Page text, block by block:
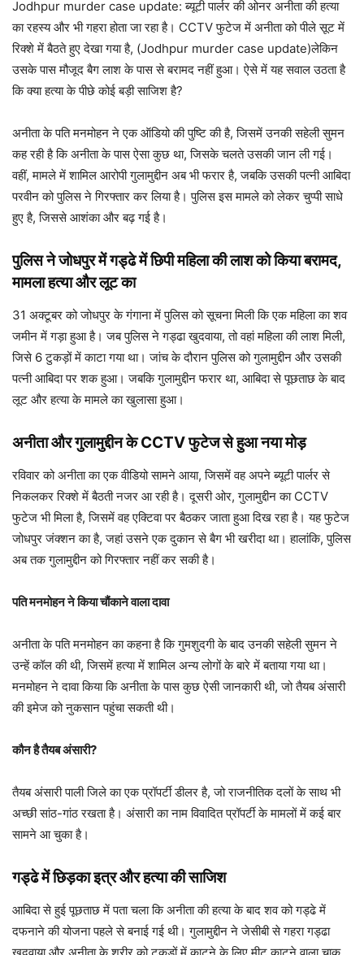
Jodhpur murder case update: ब्यूटी पार्लर की ओनर अनीता की हत्या
का रहस्य और भी गहरा होता जा रहा है। CCTV फुटेज में अनीता को पीले सूट में
रिक्शे में बैठते हुए देखा गया है, (Jodhpur murder case update)लेकिन
उसके पास मौजूद बैग लाश के पास से बरामद नहीं हुआ। ऐसे में यह सवाल उठता है
कि क्या हत्या के पीछे कोई बड़ी साजिश है?
अनीता के पति मनमोहन ने एक ऑडियो की पुष्टि की है, जिसमें उनकी सहेली सुमन
कह रही है कि अनीता के पास ऐसा कुछ था, जिसके चलते उसकी जान ली गई।
वहीं, मामले में शामिल आरोपी गुलामुद्दीन अब भी फरार है, जबकि उसकी पत्नी आबिदा
परवीन को पुलिस ने गिरफ्तार कर लिया है। पुलिस इस मामले को लेकर चुप्पी साधे
हुए है, जिससे आशंका और बढ़ गई है।
पुलिस ने जोधपुर में गड्ढे में छिपी महिला की लाश को किया बरामद,
मामला हत्या और लूट का
31 अक्टूबर को जोधपुर के गंगाना में पुलिस को सूचना मिली कि एक महिला का शव
जमीन में गड़ा हुआ है। जब पुलिस ने गड्ढा खुदवाया, तो वहां महिला की लाश मिली,
जिसे 6 टुकड़ों में काटा गया था। जांच के दौरान पुलिस को गुलामुद्दीन और उसकी
पत्नी आबिदा पर शक हुआ। जबकि गुलामुद्दीन फरार था, आबिदा से पूछताछ के बाद
लूट और हत्या के मामले का खुलासा हुआ।
अनीता और गुलामुद्दीन के CCTV फुटेज से हुआ नया मोड़
रविवार को अनीता का एक वीडियो सामने आया, जिसमें वह अपने ब्यूटी पार्लर से
निकलकर रिक्शे में बैठती नजर आ रही है। दूसरी ओर, गुलामुद्दीन का CCTV
फुटेज भी मिला है, जिसमें वह एक्टिवा पर बैठकर जाता हुआ दिख रहा है। यह फुटेज
जोधपुर जंक्शन का है, जहां उसने एक दुकान से बैग भी खरीदा था। हालांकि, पुलिस
अब तक गुलामुद्दीन को गिरफ्तार नहीं कर सकी है।
पति मनमोहन ने किया चौंकाने वाला दावा
अनीता के पति मनमोहन का कहना है कि गुमशुदगी के बाद उनकी सहेली सुमन ने
उन्हें कॉल की थी, जिसमें हत्या में शामिल अन्य लोगों के बारे में बताया गया था।
मनमोहन ने दावा किया कि अनीता के पास कुछ ऐसी जानकारी थी, जो तैयब अंसारी
की इमेज को नुकसान पहुंचा सकती थी।
कौन है तैयब अंसारी?
तैयब अंसारी पाली जिले का एक प्रॉपर्टी डीलर है, जो राजनीतिक दलों के साथ भी
अच्छी सांठ-गांठ रखता है। अंसारी का नाम विवादित प्रॉपर्टी के मामलों में कई बार
सामने आ चुका है।
गड्ढे में छिड़का इत्र और हत्या की साजिश
आबिदा से हुई पूछताछ में पता चला कि अनीता की हत्या के बाद शव को गड्ढे में
दफनाने की योजना पहले से बनाई गई थी। गुलामुद्दीन ने जेसीबी से गहरा गड्ढा